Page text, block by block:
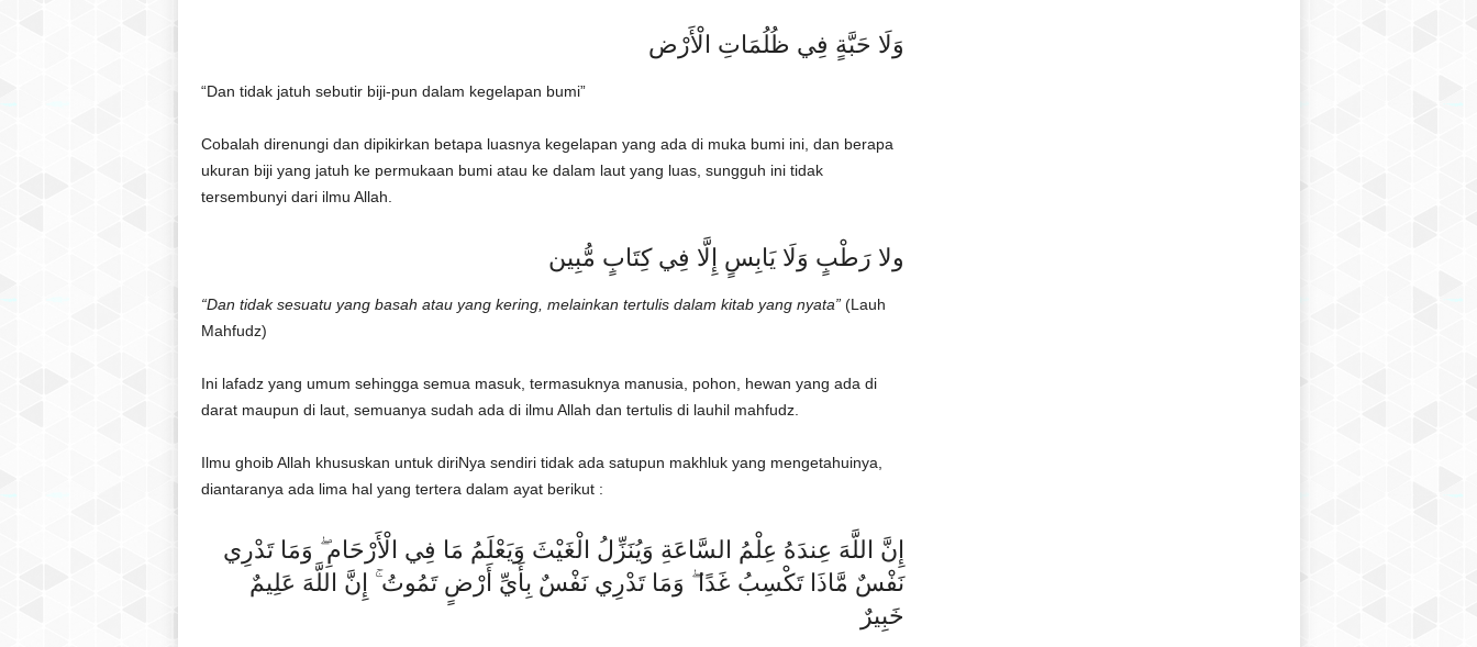
وَلَا حَبَّةٍ فِي ظُلُمَاتِ الْأَرْض
“Dan tidak jatuh sebutir biji-pun dalam kegelapan bumi”
Cobalah direnungi dan dipikirkan betapa luasnya kegelapan yang ada di muka bumi ini, dan berapa
ukuran biji yang jatuh ke permukaan bumi atau ke dalam laut yang luas, sungguh ini tidak
tersembunyi dari ilmu Allah.
ولا رَطْبٍ وَلَا يَابِسٍ إِلَّا فِي كِتَابٍ مُّبِين
“Dan tidak sesuatu yang basah atau yang kering, melainkan tertulis dalam kitab yang nyata”(Lauh
Mahfudz)
Ini lafadz yang umum sehingga semua masuk, termasuknya manusia, pohon, hewan yang ada di
darat maupun di laut, semuanya sudah ada di ilmu Allah dan tertulis di lauhil mahfudz.
Ilmu ghoib Allah khususkan untuk diriNya sendiri tidak ada satupun makhluk yang mengetahuinya,
diantaranya ada lima hal yang tertera dalam ayat berikut :
إِنَّ اللَّهَ عِندَهُ عِلْمُ السَّاعَةِ وَيُنَزِّلُ الْغَيْثَ وَيَعْلَمُ مَا فِي الْأَرْحَامِ ۖ وَمَا تَدْرِي
نَفْسٌ مَّاذَا تَكْسِبُ غَدًا ۖ وَمَا تَدْرِي نَفْسٌ بِأَيِّ أَرْضٍ تَمُوتُ ۚ إِنَّ اللَّهَ عَلِيمٌ
خَبِيرٌ